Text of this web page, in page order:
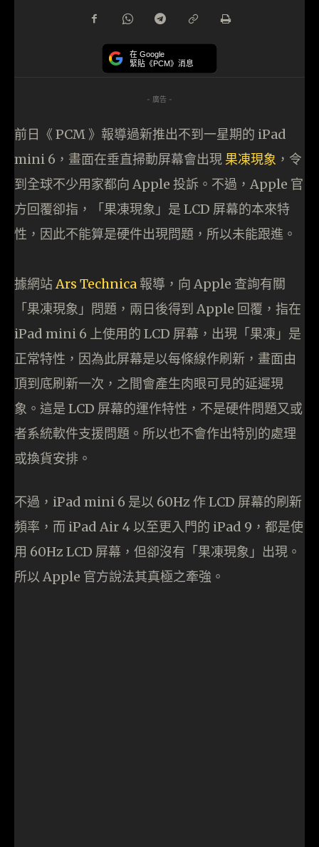
在 Google
緊貼《PCM》消息
- 廣告 -
前日《 PCM 》報導過新推出不到一星期的 iPad
mini 6，畫面在垂直掃動屏幕會出現 果凍現象 ，令
到全球不少用家都向 Apple 投訴。不過，Apple 官
方回覆卻指，「果凍現象」是 LCD 屏幕的本來特
性，因此不能算是硬件出現問題，所以未能跟進。
據網站Ars Technica 報導，向 Apple 查詢有關
「果凍現象」問題，兩日後得到 Apple 回覆，指在
iPad mini 6 上使用的 LCD 屏幕，出現「果凍」是
正常特性，因為此屏幕是以每條線作刷新，畫面由
頂到底刷新一次，之間會產生肉眼可見的延遲現
象。這是 LCD 屏幕的運作特性，不是硬件問題又或
者系統軟件支援問題。所以也不會作出特別的處理
或換貨安排。
不過，iPad mini 6 是以 60Hz 作 LCD 屏幕的刷新
頻率，而 iPad Air 4 以至更入門的 iPad 9，都是使
用 60Hz LCD 屏幕，但卻沒有「果凍現象」出現。
所以 Apple 官方說法其真極之牽強。